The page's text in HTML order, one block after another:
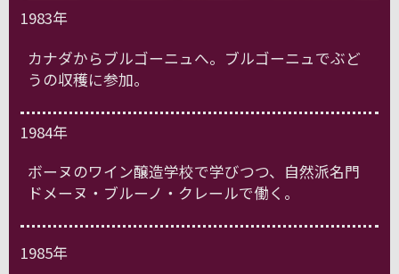
1983年
カナダからブルゴーニュへ。ブルゴーニュでぶど
うの収穫に参加。
1984年
ボーヌのワイン醸造学校で学びつつ、自然派名門
ドメーヌ・ブルーノ・クレールで働く。
1985年